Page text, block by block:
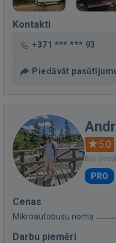
Kontakti
+371 *** *** 93
Piedāvāt
5.0
Bija
PRO
Cenas
Mikroautobusu noma
Darbu piemēri